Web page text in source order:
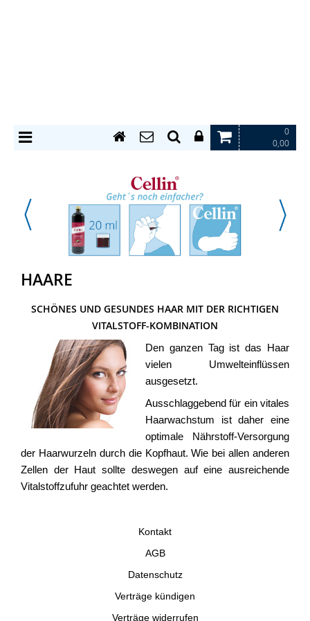
0
0,00
HAARE
SCHÖNES UND GESUNDES HAAR MIT DER RICHTIGEN
VITALSTOFF-KOMBINATION
Den ganzen Tag ist das Haar
vielen Umwelteinflüssen
ausgesetzt.
Ausschlaggebend für ein vitales
Haarwachstum ist daher eine
optimale Nährstoff-Versorgung
der Haarwurzeln durch die Kopfhaut. Wie bei allen anderen
Zellen der Haut sollte deswegen auf eine ausreichende
Vitalstoffzufuhr geachtet werden.
Kontakt
AGB
Datenschutz
Verträge kündigen
Verträge widerrufen